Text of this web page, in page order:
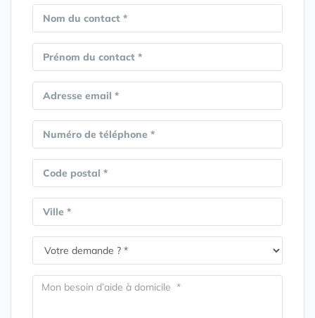
Nom du contact *
Prénom du contact *
Adresse email *
Numéro de téléphone *
Code postal *
Ville *